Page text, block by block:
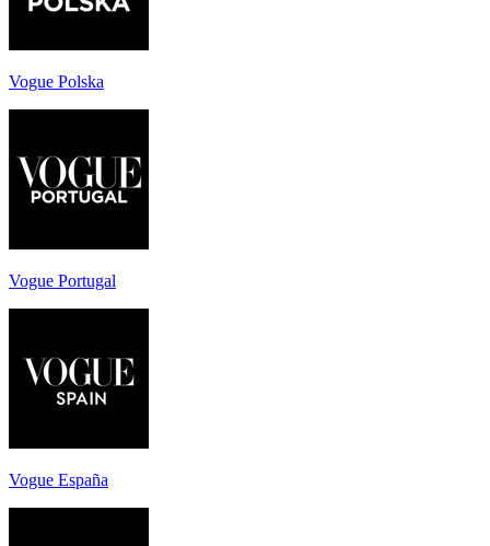
Vogue Polska
Vogue Portugal
Vogue España